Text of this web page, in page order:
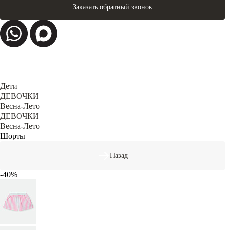
Заказать обратный звонок
Дети
ДЕВОЧКИ
Весна-Лето
ДЕВОЧКИ
Весна-Лето
Шорты
Назад
-40%